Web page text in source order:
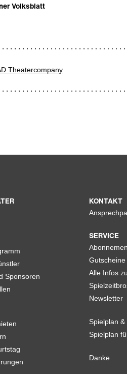
Volksblatt
Theatercompany
Sponsoren
KONTAKT
SERVICE
Gutscheine
Alle Infos
Newsletter
Spielplan &
Spielplan
Danke